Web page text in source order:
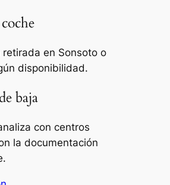
retirada en Sonsoto o
disponibilidad.
baja
con centros
la documentación